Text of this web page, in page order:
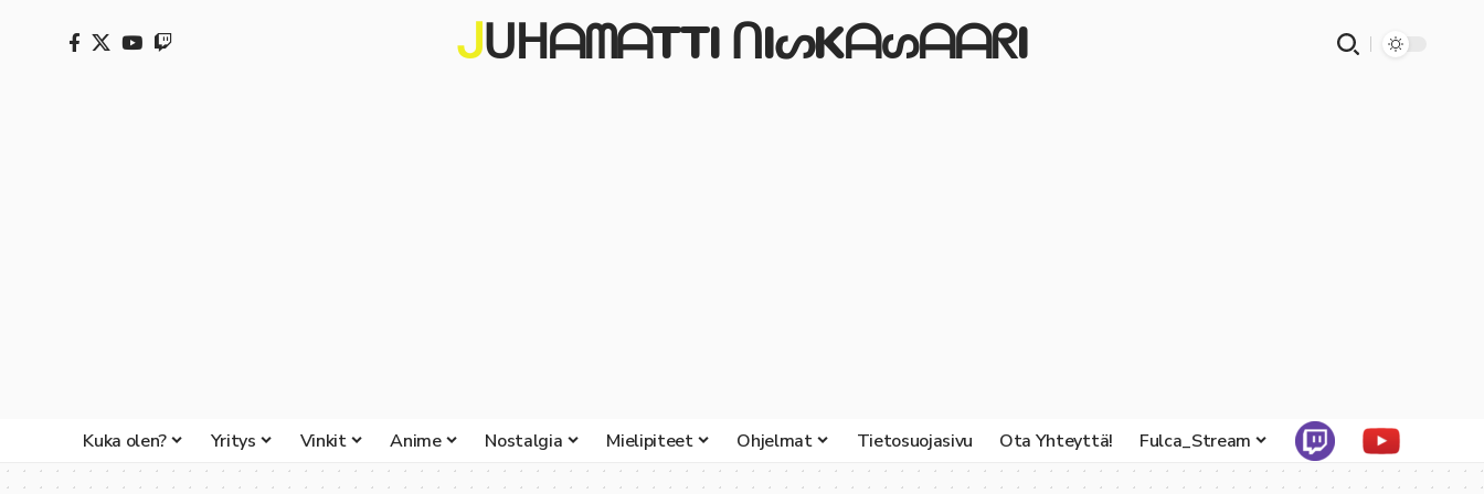
ᒍᑌᕼᗩᗰᗩTTI ᑎIᔕKᗩᔕᗩᗩᖇI
Kuka olen? Yritys Vinkit Anime Nostalgia Mielipiteet Ohjelmat Tietosuojasivu Ota Yhteyttä! Fulca_Stream